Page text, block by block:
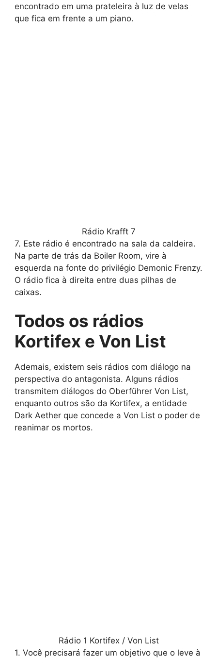
encontrado em uma prateleira à luz de velas
que fica em frente a um piano.
Rádio Krafft 7
7. Este rádio é encontrado na sala da caldeira.
Na parte de trás da Boiler Room, vire à
esquerda na fonte do privilégio Demonic Frenzy.
O rádio fica à direita entre duas pilhas de
caixas.
Todos os rádios
Kortifex e Von List
Ademais, existem seis rádios com diálogo na
perspectiva do antagonista. Alguns rádios
transmitem diálogos do Oberführer Von List,
enquanto outros são da Kortifex, a entidade
Dark Aether que concede a Von List o poder de
reanimar os mortos.
Rádio 1 Kortifex / Von List
1. Você precisará fazer um objetivo que o leve à